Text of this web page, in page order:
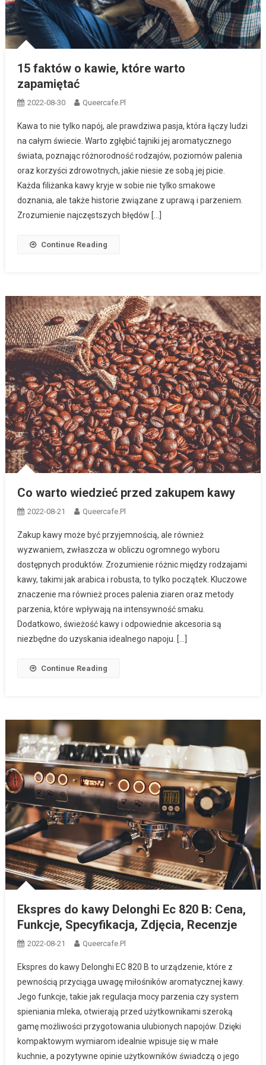
15 faktów o kawie, które warto
zapamiętać
2022-08-30 Queercafe.pl
Kawa to nie tylko napój, ale prawdziwa pasja, która łączy ludzi
na całym świecie. Warto zgłębić tajniki jej aromatycznego
świata, poznając różnorodność rodzajów, poziomów palenia
oraz korzyści zdrowotnych, jakie niesie ze sobą jej picie.
Każda filiżanka kawy kryje w sobie nie tylko smakowe
doznania, ale także historie związane z uprawą i parzeniem.
Zrozumienie najczęstszych błędów […]
Continue Reading
Co warto wiedzieć przed zakupem kawy
2022-08-21 Queercafe.pl
Zakup kawy może być przyjemnością, ale również
wyzwaniem, zwłaszcza w obliczu ogromnego wyboru
dostępnych produktów. Zrozumienie różnic między rodzajami
kawy, takimi jak arabica i robusta, to tylko początek. Kluczowe
znaczenie ma również proces palenia ziaren oraz metody
parzenia, które wpływają na intensywność smaku.
Dodatkowo, świeżość kawy i odpowiednie akcesoria są
niezbędne do uzyskania idealnego napoju. […]
Continue Reading
Ekspres do kawy Delonghi Ec 820 B: Cena,
Funkcje, Specyfikacja, Zdjęcia, Recenzje
2022-08-21 Queercafe.pl
Ekspres do kawy Delonghi EC 820 B to urządzenie, które z
pewnością przyciąga uwagę miłośników aromatycznej kawy.
Jego funkcje, takie jak regulacja mocy parzenia czy system
spieniania mleka, otwierają przed użytkownikami szeroką
gamę możliwości przygotowania ulubionych napojów. Dzięki
kompaktowym wymiarom idealnie wpisuje się w małe
kuchnie, a pozytywne opinie użytkowników świadczą o jego